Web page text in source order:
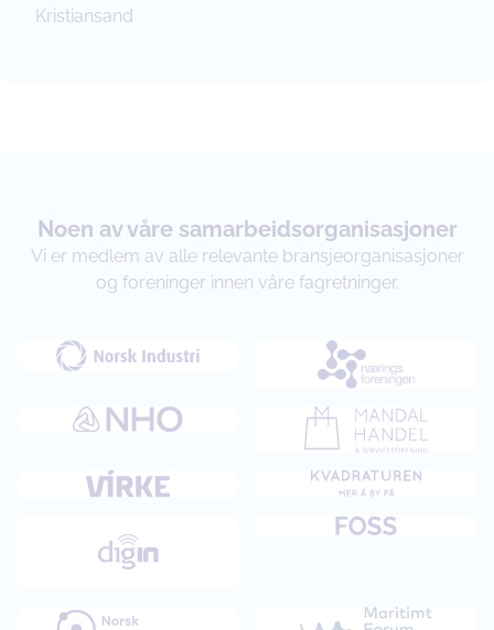
Kristiansand
Noen av våre samarbeidsorganisasjoner
Vi er medlem av alle relevante bransjeorganisasjoner
og foreninger innen våre fagretninger.